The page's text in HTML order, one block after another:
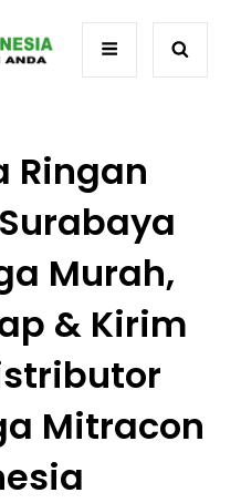
Ringan
Murah,
& Kirim
Mitracon